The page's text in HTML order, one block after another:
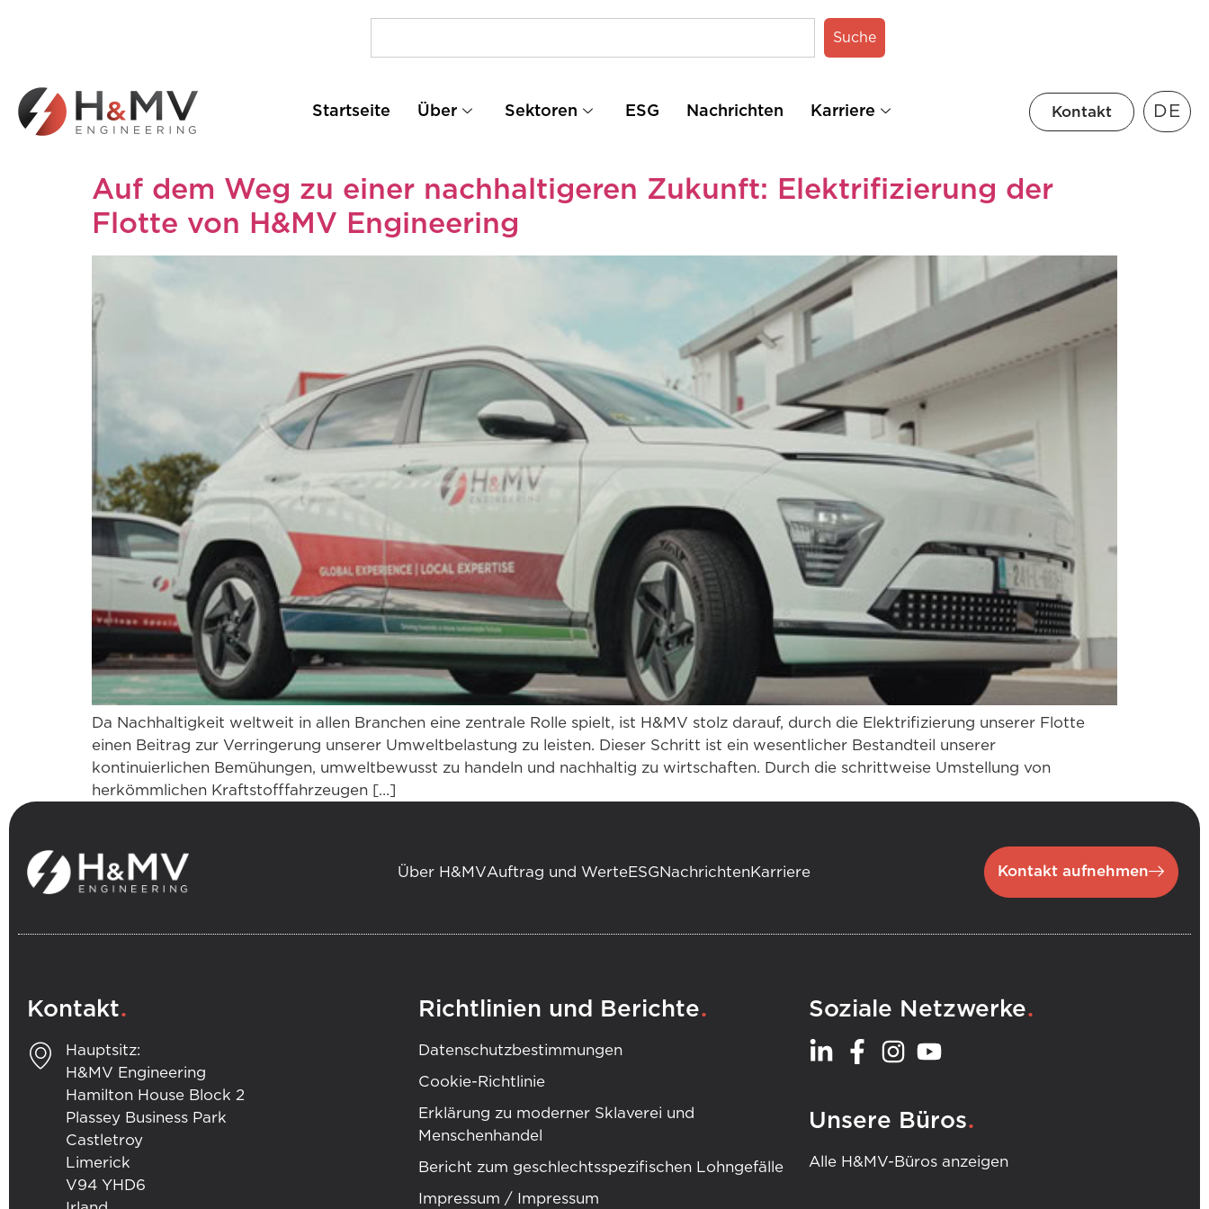
Suche
Startseite Über Sektoren ESG Nachrichten Karriere Kontakt DE
Auf dem Weg zu einer nachhaltigeren Zukunft: Elektrifizierung der
Flotte von H&MV Engineering
Da Nachhaltigkeit weltweit in allen Branchen eine zentrale Rolle spielt, ist H&MV stolz darauf, durch die Elektrifizierung unserer Flotte
einen Beitrag zur Verringerung unserer Umweltbelastung zu leisten. Dieser Schritt ist ein wesentlicher Bestandteil unserer
kontinuierlichen Bemühungen, umweltbewusst zu handeln und nachhaltig zu wirtschaften. Durch die schrittweise Umstellung von
herkömmlichen Kraftstofffahrzeugen […]
Über H&MVAuftrag und WerteESG NachrichtenKarriere Kontakt aufnehmen
Kontakt.
Hauptsitz:
H&MV Engineering
Hamilton House Block 2
Plassey Business Park
Castletroy
Limerick
V94 YHD6
Richtlinien und Berichte.
Datenschutzbestimmungen
Cookie-Richtlinie
Erklärung zu moderner Sklaverei und
Menschenhandel
Bericht zum geschlechtsspezifischen Lohngefälle
Impressum / Impressum
Soziale Netzwerke.
Unsere Büros.
Alle H&MV-Büros anzeigen